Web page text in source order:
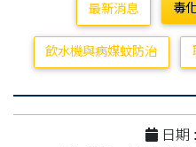
最新消息 毒
飲水機與病媒蚊防治
日期